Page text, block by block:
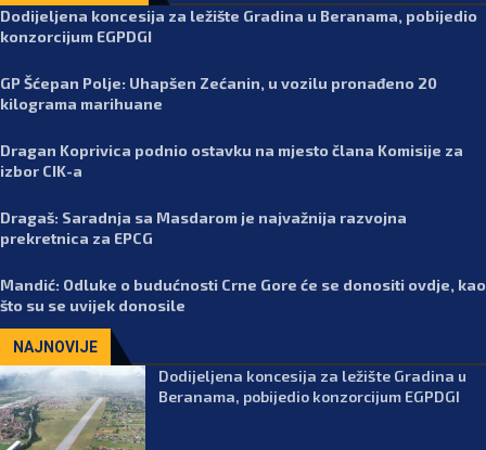
Dodijeljena koncesija za ležište Gradina u Beranama, pobijedio
konzorcijum EGPDGI
GP Šćepan Polje: Uhapšen Zećanin, u vozilu pronađeno 20
kilograma marihuane
Dragan Koprivica podnio ostavku na mjesto člana Komisije za
izbor CIK-a
Dragaš: Saradnja sa Masdarom je najvažnija razvojna
prekretnica za EPCG
Mandić: Odluke o budućnosti Crne Gore će se donositi ovdje, kao
što su se uvijek donosile
NAJNOVIJE
Dodijeljena koncesija za ležište Gradina u
Beranama, pobijedio konzorcijum EGPDGI